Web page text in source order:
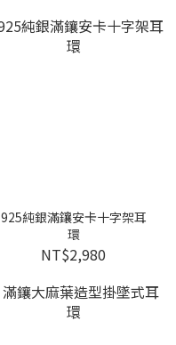
925純銀滿鑲安卡十字架耳
環
NT$2,980